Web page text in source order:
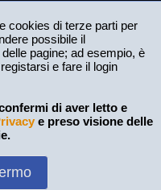
cookies di terze parti per
possibile il
pagine; ad esempio, è
e fare il login
di aver letto e
e preso visione delle